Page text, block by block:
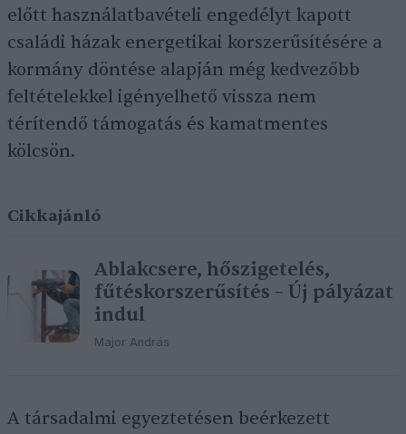
előtt használatbavételi engedélyt kapott
családi házak energetikai korszerűsítésére a
kormány döntése alapján még kedvezőbb
feltételekkel igényelhető vissza nem
térítendő támogatás és kamatmentes
kölcsön.
Cikkajánló
Ablakcsere, hőszigetelés,
fűtéskorszerűsítés – Új pályázat
indul
Major András
A társadalmi egyeztetésen beérkezett